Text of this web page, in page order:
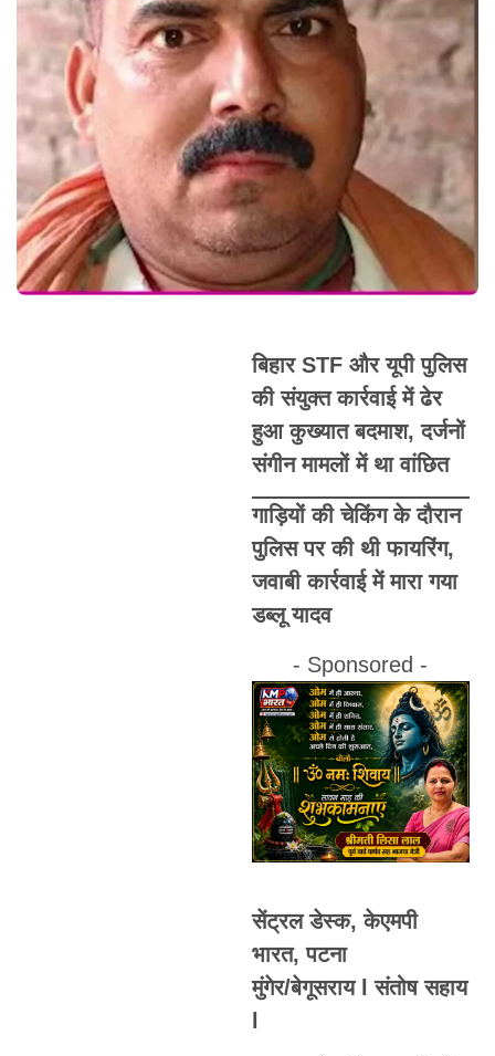
बिहार STF और यूपी पुलिस
की संयुक्त कार्रवाई में ढेर
हुआ कुख्यात बदमाश, दर्जनों
संगीन मामलों में था वांछित
गाड़ियों की चेकिंग के दौरान
पुलिस पर की थी फायरिंग,
जवाबी कार्रवाई में मारा गया
डब्लू यादव
- Sponsored -
सेंट्रल डेस्क, केएमपी
भारत, पटना
मुंगेर/बेगूसराय l संतोष सहाय